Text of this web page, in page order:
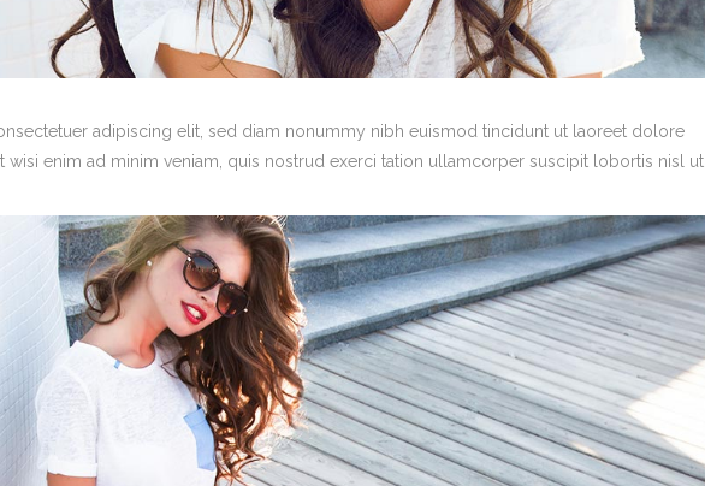
adipiscing elit, sed diam nonummy nibh euismod tincidunt ut laoreet dolore
wisi enim ad minim veniam, quis nostrud exerci tation ullamcorper suscipit lobortis nisl ut.